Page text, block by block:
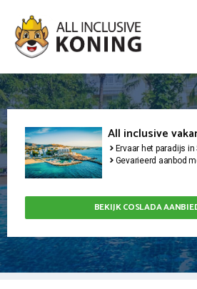
naar
inhoud
All inclusive
Ervaar het paradijs in
Gevarieerd aanbod
BEKIJK COSLADA